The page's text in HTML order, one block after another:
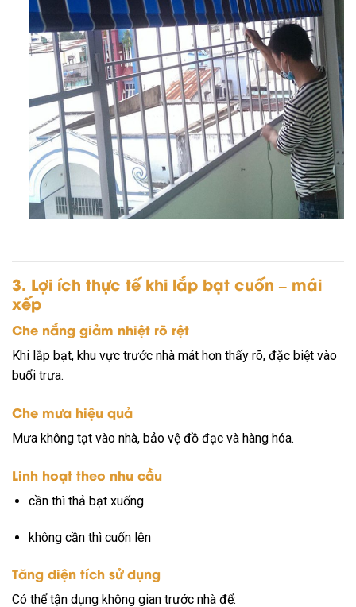
3. Lợi ích thực tế khi lắp bạt cuốn – mái
xếp
Che nắng giảm nhiệt rõ rệt
Khi lắp bạt, khu vực trước nhà mát hơn thấy rõ, đặc biệt vào
buổi trưa.
Che mưa hiệu quả
Mưa không tạt vào nhà, bảo vệ đồ đạc và hàng hóa.
Linh hoạt theo nhu cầu
cần thì thả bạt xuống
không cần thì cuốn lên
Tăng diện tích sử dụng
Có thể tận dụng không gian trước nhà để: